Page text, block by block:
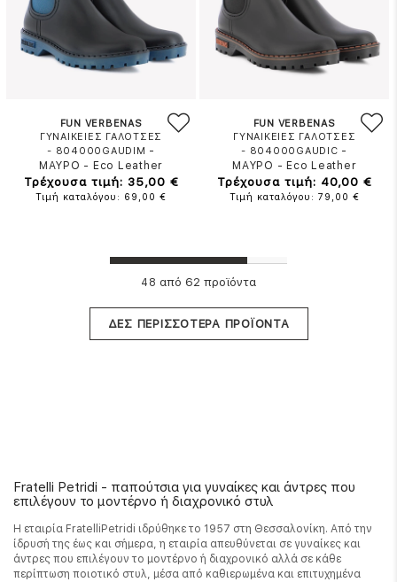
FUN VERBENAS
ΓΥΝΑΙΚΕΙΕΣ ΓΑΛΟΤΣΕΣ
- 804000GAUDIM -
ΜΑΥΡΟ - Eco Leather
Τρέχουσα τιμή: 35,00 €
Τιμή καταλόγου: 69,00 €
FUN VERBENAS
ΓΥΝΑΙΚΕΙΕΣ ΓΑΛΟΤΣΕΣ
- 804000GAUDIC -
ΜΑΥΡΟ - Eco Leather
Τρέχουσα τιμή: 40,00 €
Τιμή καταλόγου: 79,00 €
48 από 62 προϊόντα
ΔΕΣ ΠΕΡΙΣΣΟΤΕΡΑ ΠΡΟΪΟΝΤΑ
Fratelli Petridi - παπούτσια για γυναίκες και άντρες που
επιλέγουν το μοντέρνο ή διαχρονικό στυλ
Η εταιρία FratelliPetridi ιδρύθηκε το 1957 στη Θεσσαλονίκη. Από την
ίδρυσή της έως και σήμερα, η εταιρία απευθύνεται σε γυναίκες και
άντρες που επιλέγουν το μοντέρνο ή διαχρονικό αλλά σε κάθε
περίπτωση ποιοτικό στυλ, μέσα από καθιερωμένα και επιτυχημένα